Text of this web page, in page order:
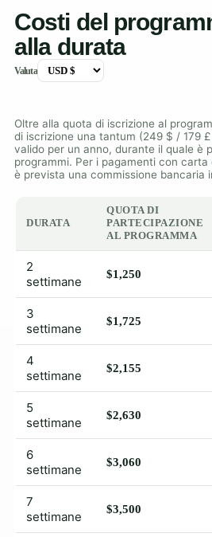
Costi del
alla durata
Valuta
Oltre alla quota di iscrizione al
di iscrizione una tantum (249 $ / 179
valido per un anno, durante il quale è
programmi. Per i pagamenti con carta
è prevista una commissione bancaria
DURATA
QUOTA DI
PARTECIPAZIONE
AL PROGRAMMA
2
settimane
$1,250
3
settimane
$1,725
4
settimane
$2,155
5
settimane
$2,630
6
settimane
$3,060
7
settimane
$3,500